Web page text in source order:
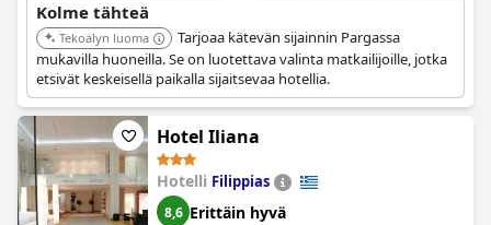
Kolme tähteä
Tekoälyn luoma
Tarjoaa kätevän sijainnin Pargassa
mukavilla huoneilla. Se on luotettava valinta matkailijoille, jotka
etsivät keskeisellä paikalla sijaitsevaa hotellia.
Hotel Iliana
Hotelli Filippias
8,6 Erittäin hyvä